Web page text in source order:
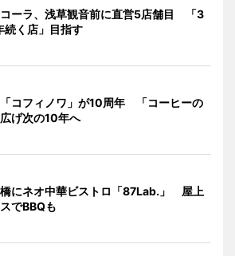
ーラ、浅草観音前に直営5店舗目 「3
く店」目指す
コフィノワ」が10周年 「コーヒーの
げ次の10年へ
にネオ中華ビストロ「87Lab.」 屋上
でBBQも